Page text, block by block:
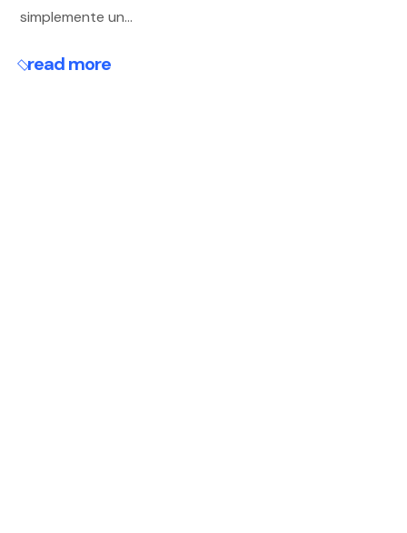
simplemente un...
read more